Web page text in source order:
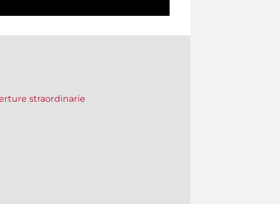
straordinarie